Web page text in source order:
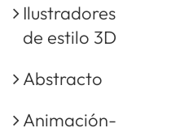
Ilustradores
de estilo 3D
Abstracto
Animación-